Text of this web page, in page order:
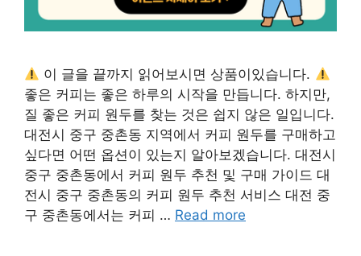
이 글을 끝까지 읽어보시면 상품이있습니다.
좋은 커피는 좋은 하루의 시작을 만듭니다. 하지만,
질 좋은 커피 원두를 찾는 것은 쉽지 않은 일입니다.
대전시 중구 중촌동 지역에서 커피 원두를 구매하고
싶다면 어떤 옵션이 있는지 알아보겠습니다. 대전시
중구 중촌동에서 커피 원두 추천 및 구매 가이드 대
전시 중구 중촌동의 커피 원두 추천 서비스 대전 중
구 중촌동에서는 커피 … Read more